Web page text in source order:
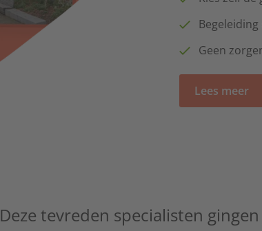
Geen
Lees meer
Deze tevreden specialisten